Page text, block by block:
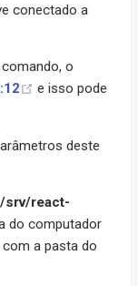
conectado a
o
e isso pode
deste
srv/react-
do computador
a pasta do